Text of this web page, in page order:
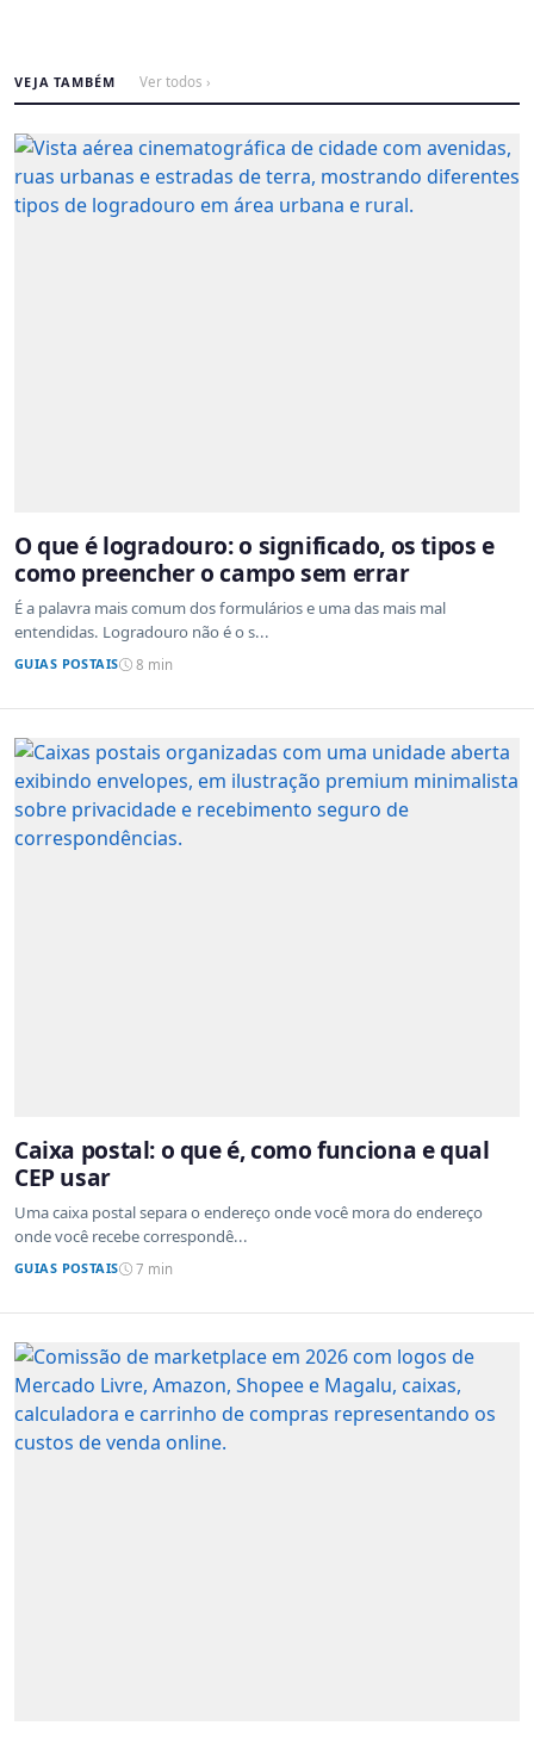
VEJA TAMBÉM Ver todos ›
O que é logradouro: o significado, os tipos e
como preencher o campo sem errar
É a palavra mais comum dos formulários e uma das mais mal
entendidas. Logradouro não é o s...
GUIAS POSTAIS 8 min
Caixa postal: o que é, como funciona e qual
CEP usar
Uma caixa postal separa o endereço onde você mora do endereço
onde você recebe correspondê...
GUIAS POSTAIS 7 min